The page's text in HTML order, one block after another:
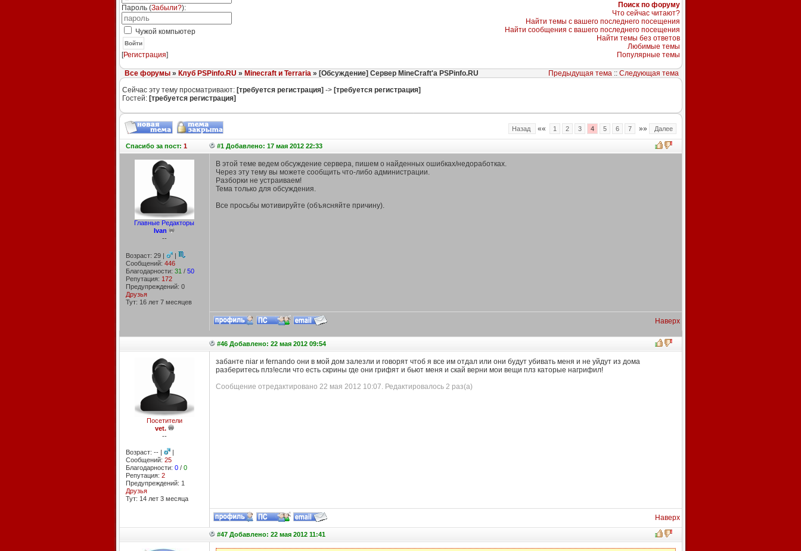
Пароль (Забыли?):
Чужой компьютер
Войти
[Регистрация]
Поиск по форуму
Что сейчас читают?
Найти темы с вашего последнего посещения
Найти сообщения с вашего последнего посещения
Найти темы без ответов
Любимые темы
Популярные темы
Все форумы» Клуб PSPinfo.RU » Minecraft и Terraria» [Обсуждение] Сервер MineCraft'а PSPinfo.RU Предыдущая тема:: Следующая тема
Сейчас эту тему просматривают: [требуется регистрация] -> [требуется регистрация]
Гостей: [требуется регистрация]
Назад «« 1 2 3 4 5 6 7 »» Далее
Спасибоза пост: 1 #1 Добавлено: 17 мая 2012 22:33
Главные Редакторы
Ivan
--
Возраст: 29 |
|
Сообщений: 446
Благодарности: 31 / 50
Репутация: 172
Предупреждений: 0
Друзья
Тут: 16 лет 7 месяцев
В этой теме ведем обсуждение сервера, пишем о найденных ошибках/недоработках.
Через эту тему вы можете сообщить что-либо администрации.
Разборки не устраиваем!
Тема только для обсуждения.
Все просьбы мотивируйте (объясняйте причину).
Наверх
#46 Добавлено: 22 мая 2012 09:54
Посетители
vet.
--
Возраст: -- |
|
Сообщений: 25
Благодарности: 0/ 0
Репутация: 2
Предупреждений: 1
Друзья
Тут: 14 лет 3 месяцa
забанте niar и fernando они в мой дом залезли и говорят чтоб я все им отдал или они будут убивать меня и не уйдут из дома
разберитесь плз!если что есть скрины где они грифят и бьют меня и скай верни мои вещи плз каторые нагрифил!
Сообщение отредактировано 22 мая 2012 10:07. Редактировалось 2 раз(а)
Наверх
#47 Добавлено: 22 мая 2012 11:41